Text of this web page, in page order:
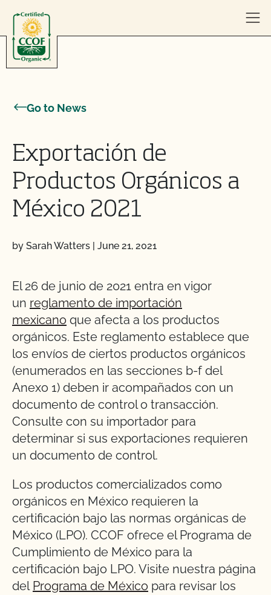
Go to News
Exportación de
Productos Orgánicos a
México 2021
by Sarah Watters | June 21, 2021
El 26 de junio de 2021 entra en vigor
un reglamento de importación
mexicano que afecta a los productos
orgánicos. Este reglamento establece que
los envíos de ciertos productos orgánicos
(enumerados en las secciones b-f del
Anexo 1) deben ir acompañados con un
documento de control o transacción.
Consulte con su importador para
determinar si sus exportaciones requieren
un documento de control.
Los productos comercializados como
orgánicos en México requieren la
certificación bajo las normas orgánicas de
México (LPO). CCOF ofrece el Programa de
Cumplimiento de México para la
certificación bajo LPO. Visite nuestra página
del Programa de México para revisar los